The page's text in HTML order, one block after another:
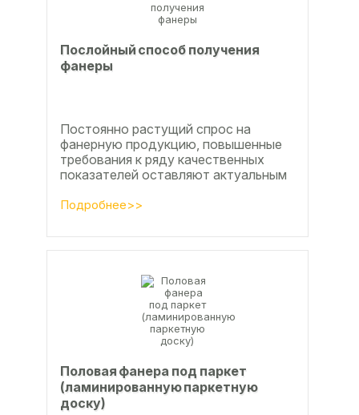
Послойный способ получения
фанеры
Постоянно растущий спрос на
фанерную продукцию, повышенные
требования к ряду качественных
показателей оставляют актуальным
технологии производства клееной...
Подробнее>>
Половая фанера под паркет
(ламинированную паркетную
доску)